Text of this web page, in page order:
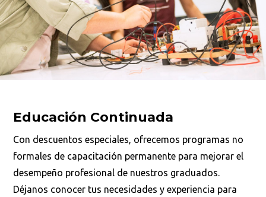
Educación Continuada
Con descuentos especiales, ofrecemos programas no
formales de capacitación permanente para mejorar el
desempeño profesional de nuestros graduados.
Déjanos conocer tus necesidades y experiencia para